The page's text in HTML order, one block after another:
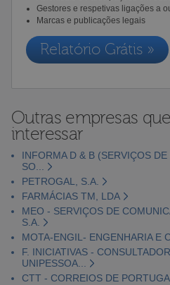
Gestores e respetivas ligações a
Marcas e publicações legais
Relatório Grátis »
Outras empresas
interessar
INFORMA D & B (SERVIÇOS
SO...
PETROGAL, S.A.
FARMÁCIAS TM, LDA
MEO - SERVIÇOS DE
S.A.
MOTA-ENGIL- ENGENHARIA E
F. INICIATIVAS -
UNIPESSOA...
CTT - CORREIOS DE